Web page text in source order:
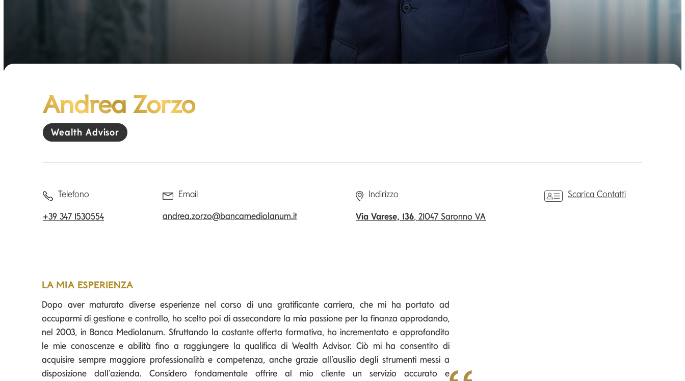
Andrea Zorzo
Wealth Advisor
Telefono
+39 347 1530554
Email
andrea.zorzo@bancamediolanum.it
Indirizzo
Via Varese, 136, 21047 Saronno VA
Scarica Contatti
LA MIA ESPERIENZA
Dopo aver maturato diverse esperienze nel corso di una gratificante carriera, che mi ha portato ad
occuparmi di gestione e controllo, ho scelto poi di assecondare la mia passione per la finanza approdando,
nel 2003, in Banca Mediolanum. Sfruttando la costante offerta formativa, ho incrementato e approfondito
le mie conoscenze e abilità fino a raggiungere la qualifica di Wealth Advisor. Ciò mi ha consentito di
acquisire sempre maggiore professionalità e competenza, anche grazie all’ausilio degli strumenti messi a
disposizione dall’azienda. Considero fondamentale offrire al mio cliente un servizio accurato e